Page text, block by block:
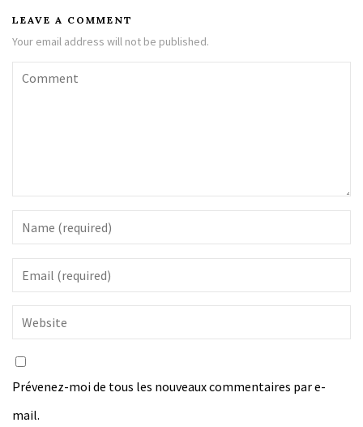
LEAVE A COMMENT
Your email address will not be published.
Prévenez-moi de tous les nouveaux commentaires par e-
mail.